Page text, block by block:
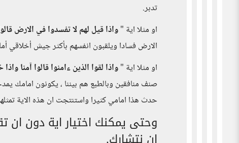
تدبر.
او مثلا اية "واذا قيل لهم لا تفسدوا في الارض
الارض فسادا ويلقبون انفسهم بأكثر جيش أخلاقي
او مثلا اية "واذا لقوا الذين ءامنوا قالوا آمنا
صنف منافقين وبالطبع هم بيننا ، يكونون امامك
حدث هذا امامي كثيرا واستنتجت ان هذه الاية
وحتى يمكنك اختيار اية دون ان